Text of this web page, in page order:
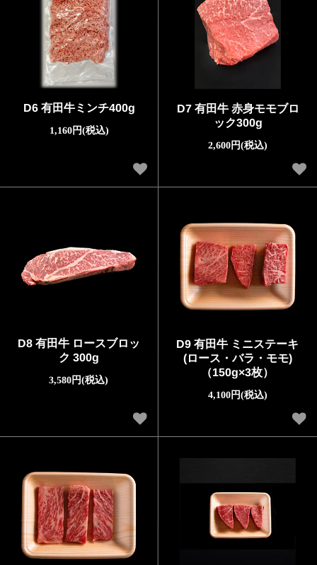
D6 有田牛ミンチ400g
1,160円(税込)
D7 有田牛 赤身モモブロ
ック300g
2,600円(税込)
D8 有田牛 ロースブロッ
ク 300g
3,580円(税込)
D9 有田牛 ミニステーキ
(ロース・バラ・モモ)
（150g×3枚）
4,100円(税込)